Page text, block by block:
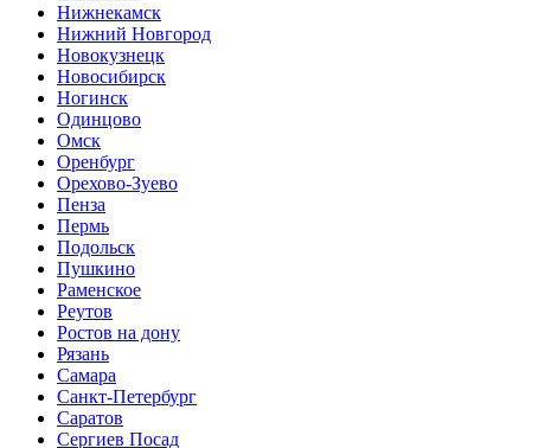
Нижнекамск
Нижний Новгород
Новокузнецк
Новосибирск
Ногинск
Одинцово
Омск
Оренбург
Орехово-Зуево
Пенза
Пермь
Подольск
Пушкино
Раменское
Реутов
Ростов на дону
Рязань
Самара
Санкт-Петербург
Саратов
Сергиев Посад